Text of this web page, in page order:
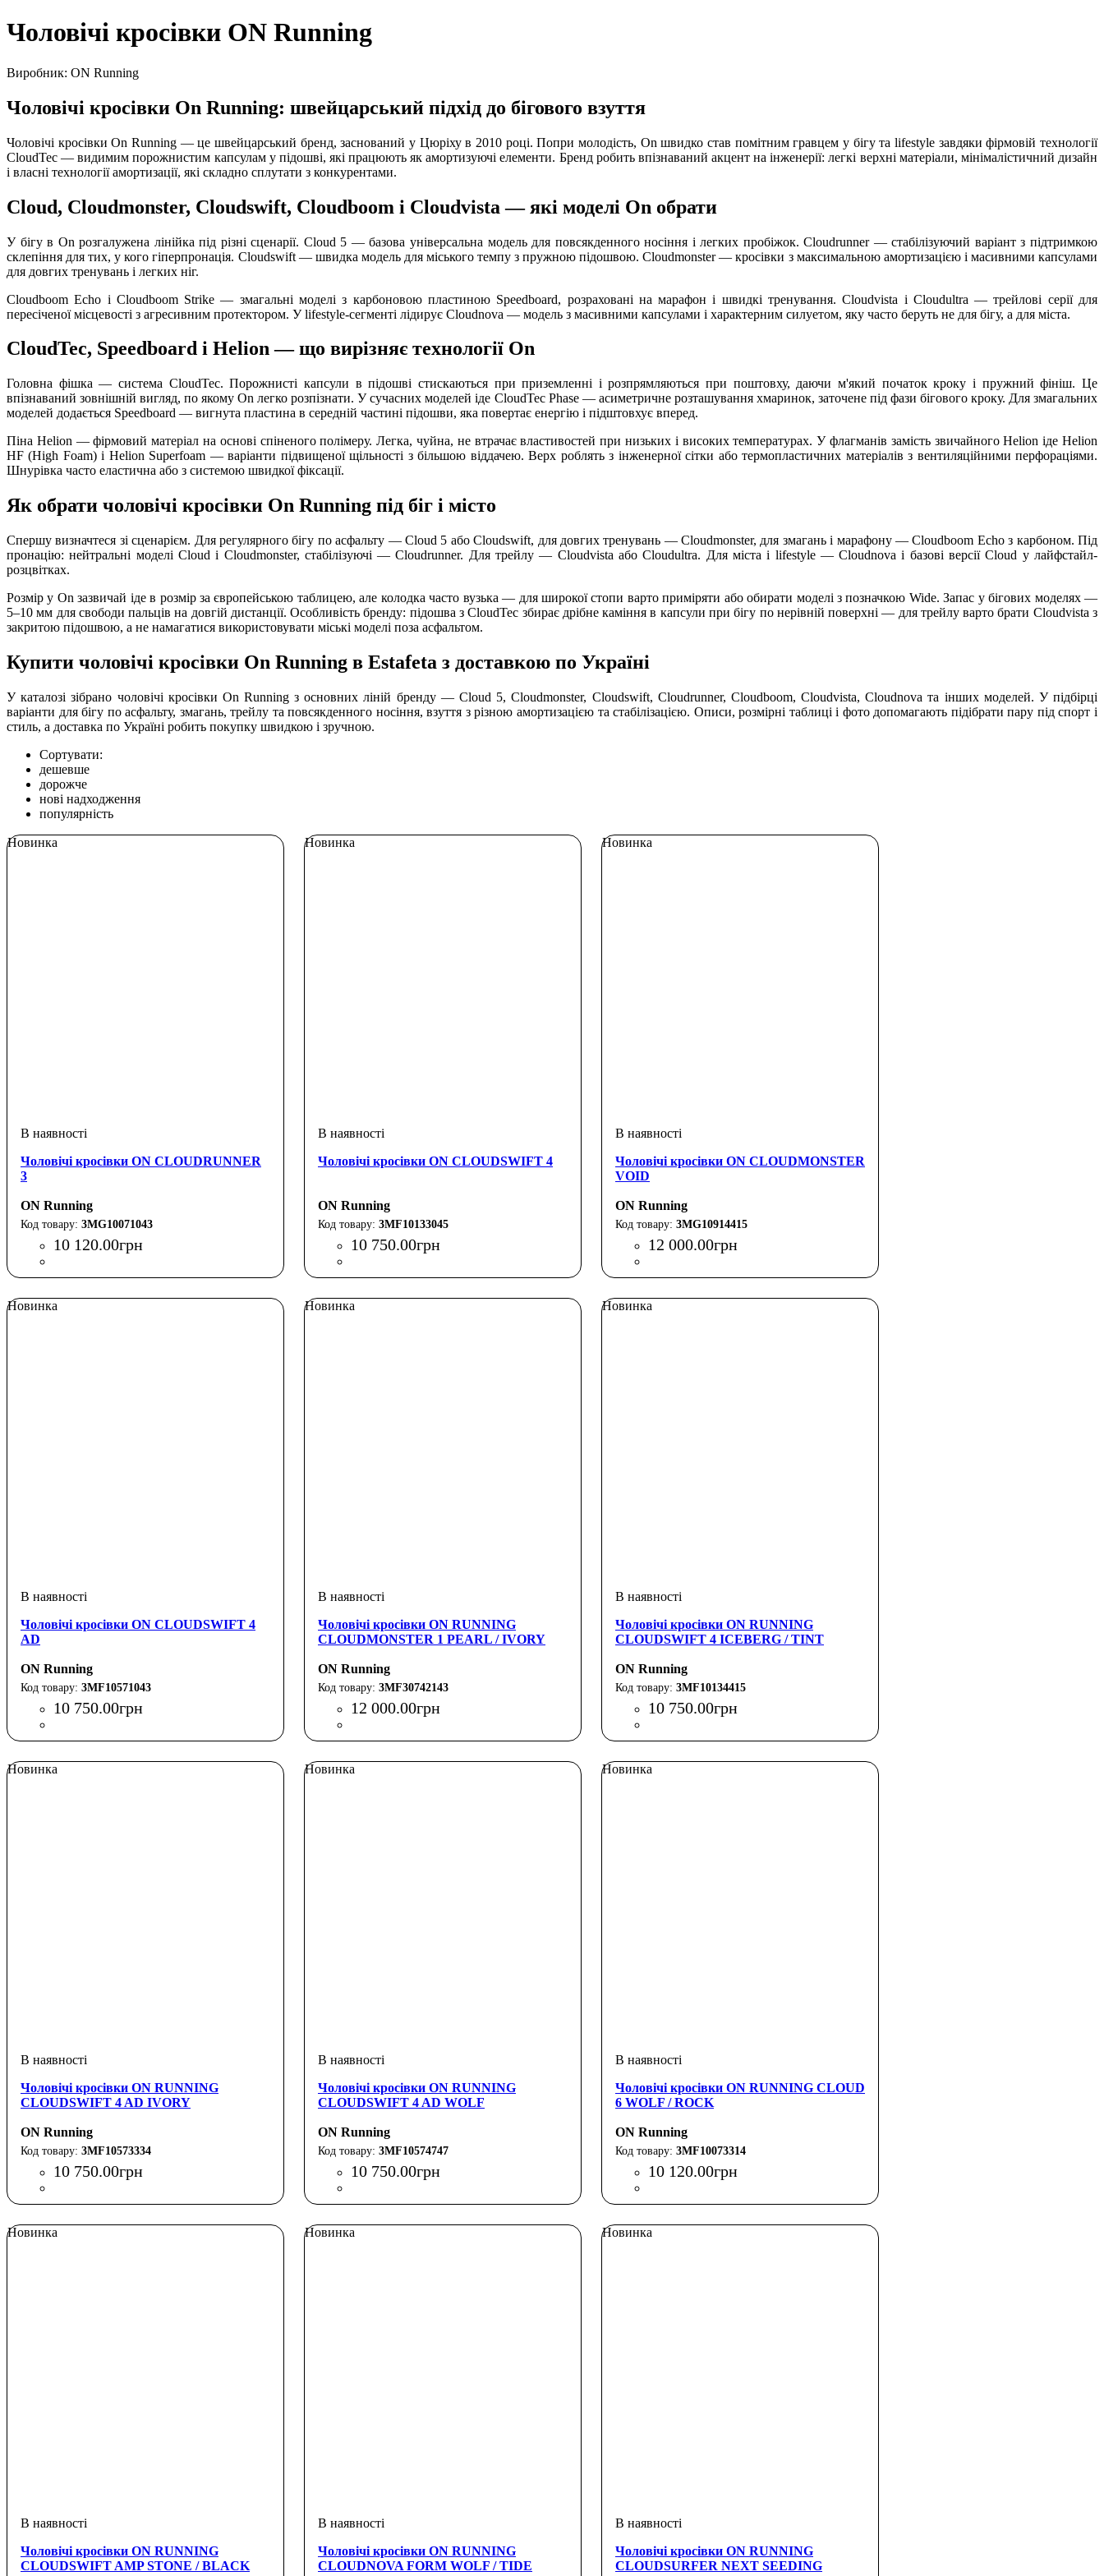
Чоловічі кросівки ON Running
Виробник: ON Running
Чоловічі кросівки On Running: швейцарський підхід до бігового взуття
Чоловічі кросівки On Running — це швейцарський бренд, заснований у Цюріху в 2010 році. Попри молодість, On швидко став помітним гравцем у бігу та lifestyle завдяки фірмовій технології
CloudTec — видимим порожнистим капсулам у підошві, які працюють як амортизуючі елементи. Бренд робить впізнаваний акцент на інженерії: легкі верхні матеріали, мінімалістичний дизайн
і власні технології амортизації, які складно сплутати з конкурентами.
Cloud, Cloudmonster, Cloudswift, Cloudboom і Cloudvista — які моделі On обрати
У бігу в On розгалужена лінійка під різні сценарії. Cloud 5 — базова універсальна модель для повсякденного носіння і легких пробіжок. Cloudrunner — стабілізуючий варіант з підтримкою
склепіння для тих, у кого гіперпронація. Cloudswift — швидка модель для міського темпу з пружною підошвою. Cloudmonster — кросівки з максимальною амортизацією і масивними капсулами
для довгих тренувань і легких ніг.
Cloudboom Echo і Cloudboom Strike — змагальні моделі з карбоновою пластиною Speedboard, розраховані на марафон і швидкі тренування. Cloudvista і Cloudultra — трейлові серії для
пересіченої місцевості з агресивним протектором. У lifestyle-сегменті лідирує Cloudnova — модель з масивними капсулами і характерним силуетом, яку часто беруть не для бігу, а для міста.
CloudTec, Speedboard і Helion — що вирізняє технології On
Головна фішка — система CloudTec. Порожнисті капсули в підошві стискаються при приземленні і розпрямляються при поштовху, даючи м'який початок кроку і пружний фініш. Це
впізнаваний зовнішній вигляд, по якому On легко розпізнати. У сучасних моделей іде CloudTec Phase — асиметричне розташування хмаринок, заточене під фази бігового кроку. Для змагальних
моделей додається Speedboard — вигнута пластина в середній частині підошви, яка повертає енергію і підштовхує вперед.
Піна Helion — фірмовий матеріал на основі спіненого полімеру. Легка, чуйна, не втрачає властивостей при низьких і високих температурах. У флагманів замість звичайного Helion іде Helion
HF (High Foam) і Helion Superfoam — варіанти підвищеної щільності з більшою віддачею. Верх роблять з інженерної сітки або термопластичних матеріалів з вентиляційними перфораціями.
Шнурівка часто еластична або з системою швидкої фіксації.
Як обрати чоловічі кросівки On Running під біг і місто
Спершу визначтеся зі сценарієм. Для регулярного бігу по асфальту — Cloud 5 або Cloudswift, для довгих тренувань — Cloudmonster, для змагань і марафону — Cloudboom Echo з карбоном. Під
пронацію: нейтральні моделі Cloud і Cloudmonster, стабілізуючі — Cloudrunner. Для трейлу — Cloudvista або Cloudultra. Для міста і lifestyle — Cloudnova і базові версії Cloud у лайфстайл-
розцвітках.
Розмір у On зазвичай іде в розмір за європейською таблицею, але колодка часто вузька — для широкої стопи варто приміряти або обирати моделі з позначкою Wide. Запас у бігових моделях —
5–10 мм для свободи пальців на довгій дистанції. Особливість бренду: підошва з CloudTec збирає дрібне каміння в капсули при бігу по нерівній поверхні — для трейлу варто брати Cloudvista з
закритою підошвою, а не намагатися використовувати міські моделі поза асфальтом.
Купити чоловічі кросівки On Running в Estafeta з доставкою по Україні
У каталозі зібрано чоловічі кросівки On Running з основних ліній бренду — Cloud 5, Cloudmonster, Cloudswift, Cloudrunner, Cloudboom, Cloudvista, Cloudnova та інших моделей. У підбірці
варіанти для бігу по асфальту, змагань, трейлу та повсякденного носіння, взуття з різною амортизацією та стабілізацією. Описи, розмірні таблиці і фото допомагають підібрати пару під спорт і
стиль, а доставка по Україні робить покупку швидкою і зручною.
Сортувати:
дешевше
дорожче
нові надходження
популярність
Новинка
Чоловічі кросівки ON CLOUDRUNNER
3
ON Running
3MG10071043
10 120.00грн
Новинка
Чоловічі кросівки ON CLOUDSWIFT 4
ON Running
3MF10133045
10 750.00грн
Новинка
Чоловічі кросівки ON CLOUDMONSTER
VOID
ON Running
3MG10914415
12 000.00грн
Новинка
Чоловічі кросівки ON CLOUDSWIFT 4
AD
ON Running
3MF10571043
10 750.00грн
Новинка
Чоловічі кросівки ON RUNNING
CLOUDMONSTER 1 PEARL / IVORY
ON Running
3MF30742143
12 000.00грн
Новинка
Чоловічі кросівки ON RUNNING
CLOUDSWIFT 4 ICEBERG / TINT
ON Running
3MF10134415
10 750.00грн
Новинка
Чоловічі кросівки ON RUNNING
CLOUDSWIFT 4 AD IVORY
ON Running
3MF10573334
10 750.00грн
Новинка
Чоловічі кросівки ON RUNNING
CLOUDSWIFT 4 AD WOLF
ON Running
3MF10574747
10 750.00грн
Новинка
Чоловічі кросівки ON RUNNING CLOUD
6 WOLF / ROCK
ON Running
3MF10073314
10 120.00грн
Новинка
Чоловічі кросівки ON RUNNING
CLOUDSWIFT AMP STONE / BLACK
Новинка
Чоловічі кросівки ON RUNNING
CLOUDNOVA FORM WOLF / TIDE
Новинка
Чоловічі кросівки ON RUNNING
CLOUDSURFER NEXT SEEDING